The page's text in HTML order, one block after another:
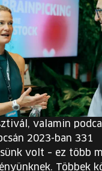
valamin
2023-ban 331
volt – ez több
Többek